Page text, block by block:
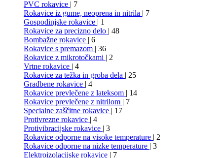
PVC rokavice | 7
Rokavice iz gume, neoprena in nitrila | 7
Gospodinjske rokavice | 1
Rokavice za precizno delo | 48
Bombažne rokavice | 6
Rokavice s premazom | 36
Rokavice z mikrotočkami | 2
Vrtne rokavice | 4
Rokavice za težka in groba dela | 25
Gradbene rokavice | 4
Rokavice prevlečene z lateksom | 14
Rokavice prevlečene z nitrilom | 7
Specialne zaščitne rokavice | 17
Protivrezne rokavice | 4
Protivibracijske rokavice | 3
Rokavice odporne na visoke temperature | 2
Rokavice odporne na nizke temperature | 3
Elektroizolacijske rokavice | 7